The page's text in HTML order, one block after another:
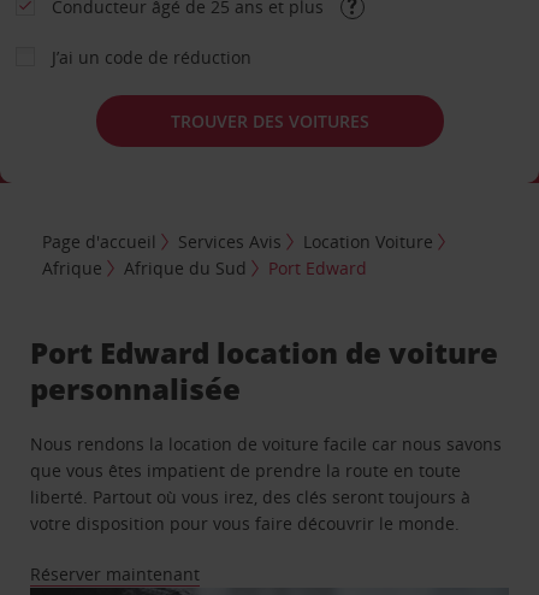
Conducteur âgé de 25 ans et plus
J’ai un code de réduction
TROUVER DES VOITURES
Page d'accueil Services Avis
Location Voiture
Afrique
Afrique du Sud Port Edward
Port Edward location de voiture
personnalisée
Nous rendons la location de voiture facile car nous savons
que vous êtes impatient de prendre la route en toute
liberté. Partout où vous irez, des clés seront toujours à
votre disposition pour vous faire découvrir le monde.
Réserver maintenant